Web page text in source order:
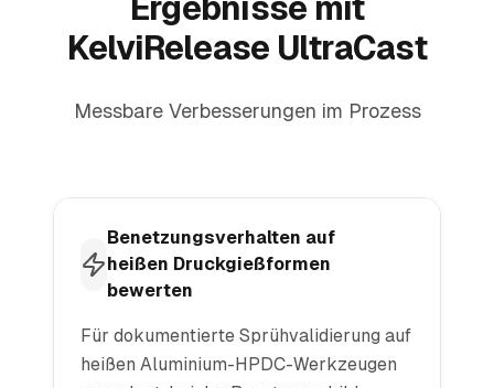
Ergebnisse mit
KelviRelease UltraCast
Messbare Verbesserungen im Prozess
Benetzungsverhalten auf
heißen Druckgießformen
bewerten
Für dokumentierte Sprühvalidierung auf
heißen Aluminium-HPDC-Werkzeugen